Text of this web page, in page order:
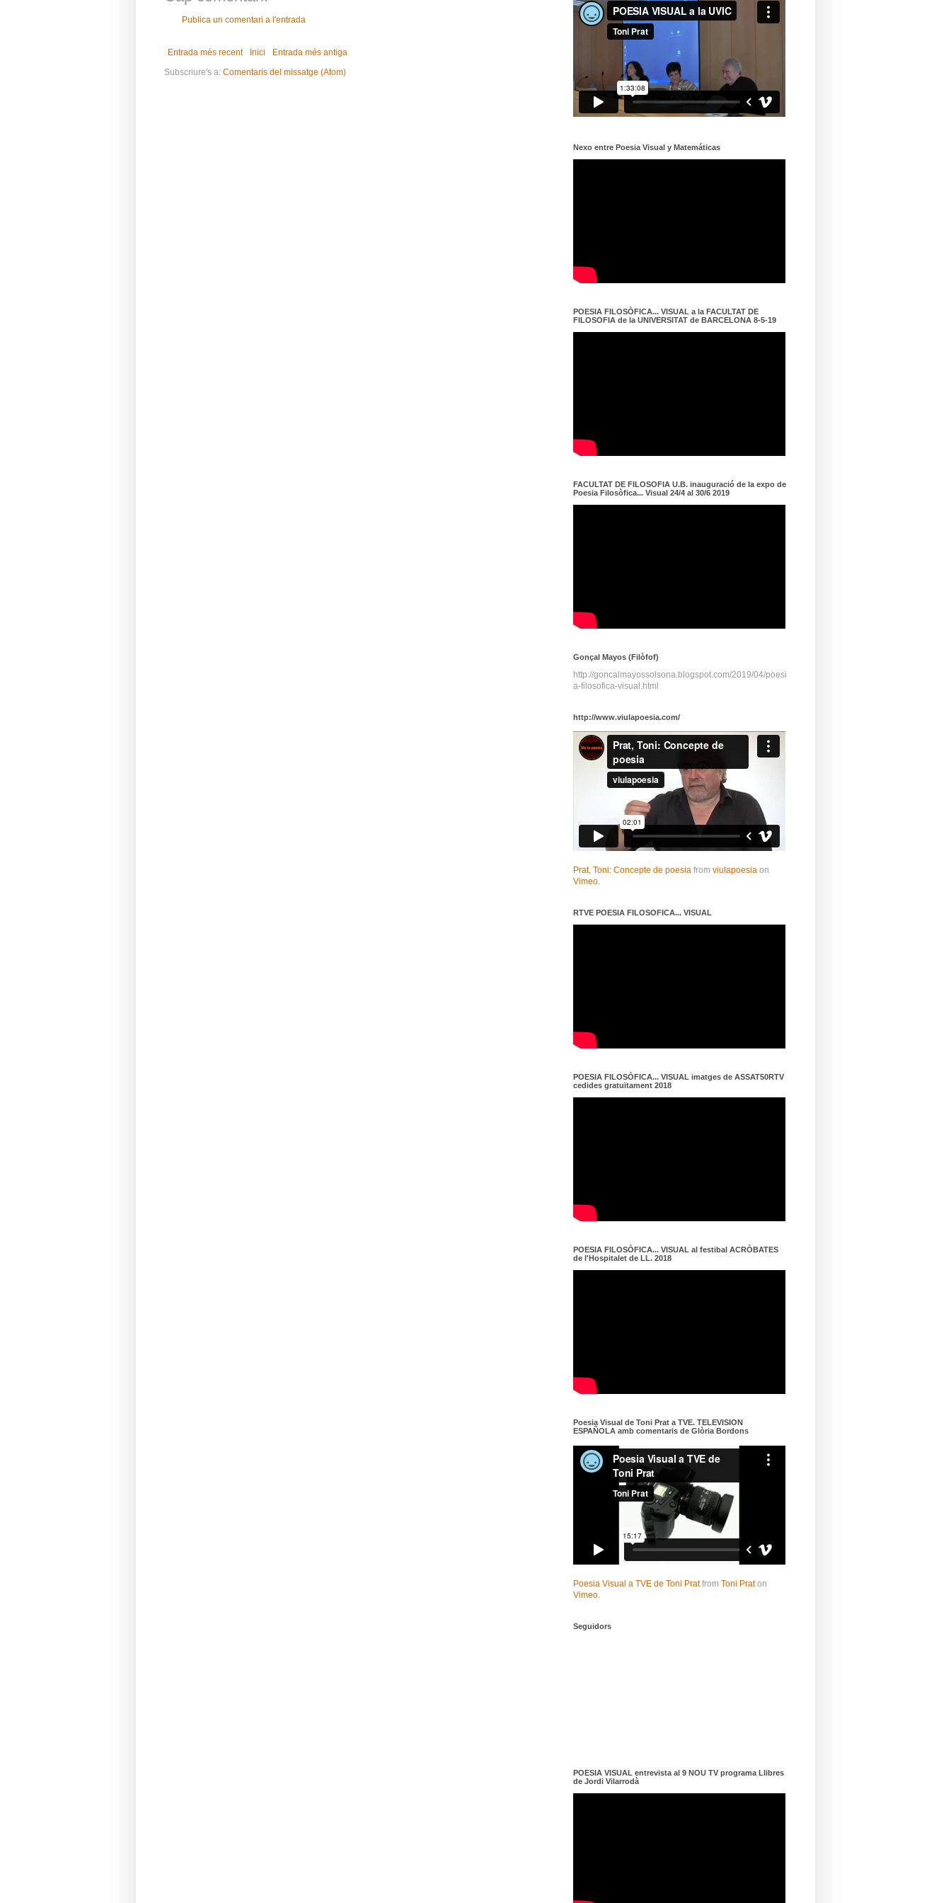
Publica un comentari a l'entrada
Entrada més recent Entrada més antiga
Inici
Subscriure's a: Comentaris del missatge (Atom)
Nexo entre Poesia Visual y Matemáticas
POESIA FILOSÒFICA... VISUAL a la FACULTAT DE
FILOSOFIA de la UNIVERSITAT de BARCELONA 8-5-19
FACULTAT DE FILOSOFIA U.B. inauguració de la expo de
Poesia Filosòfica... Visual 24/4 al 30/6 2019
Gonçal Mayos (Filòfof)
http://goncalmayossolsona.blogspot.com/2019/04/poesi
a-filosofica-visual.html
http://www.viulapoesia.com/
Prat, Toni: Concepte de poesia from viulapoesia on
Vimeo.
RTVE POESIA FILOSOFICA... VISUAL
POESIA FILOSÒFICA... VISUAL imatges de ASSAT50RTV
cedides gratuïtament 2018
POESIA FILOSÒFICA... VISUAL al festibal ACRÒBATES
de l'Hospitalet de LL. 2018
Poesia Visual de Toni Prat a TVE. TELEVISION
ESPAÑOLA amb comentaris de Glòria Bordons
Poesia Visual a TVE de Toni Pratfrom Toni Praton
Vimeo.
Seguidors
POESIA VISUAL entrevista al 9 NOU TV programa Llibres
de Jordi Vilarrodà